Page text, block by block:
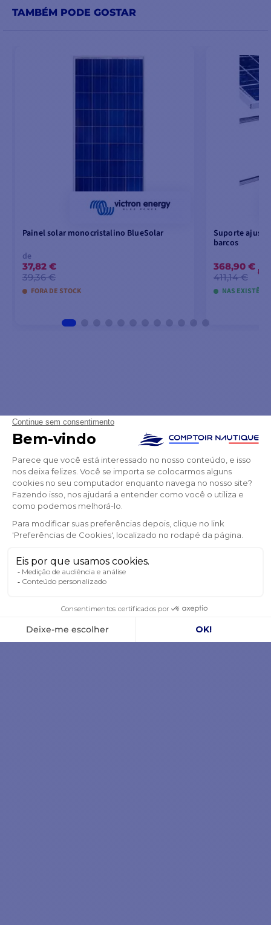
TAMBÉM PODE GOSTAR
Painel solar monocristalino BlueSolar
de
37,82 €
39,36 €
FORA DE STOCK
Suporte
barcos
368,90 €
411,14 €
NAS